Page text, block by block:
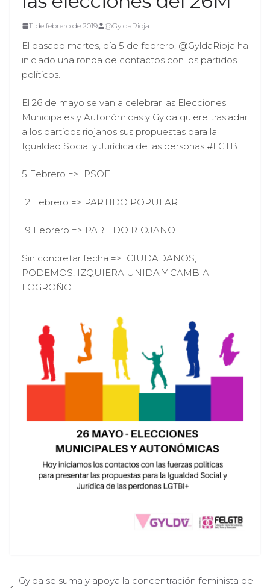
11 de febrero de 2019 @GyldaRioja
El pasado martes, día 5 de febrero, @GyldaRioja ha
iniciado una ronda de contactos con los partidos
políticos.
El 26 de mayo se van a celebrar las Elecciones
Municipales y Autonómicas y Gylda quiere trasladar
a los partidos riojanos sus propuestas para la
Igualdad Social y Jurídica de las personas #LGTBI
5 Febrero => PSOE
12 Febrero => PARTIDO POPULAR
19 Febrero => PARTIDO RIOJANO
Sin concretar fecha => CIUDADANOS,
PODEMOS, IZQUIERA UNIDA Y CAMBIA
LOGROÑO
Gylda se suma y apoya la concentración feminista del